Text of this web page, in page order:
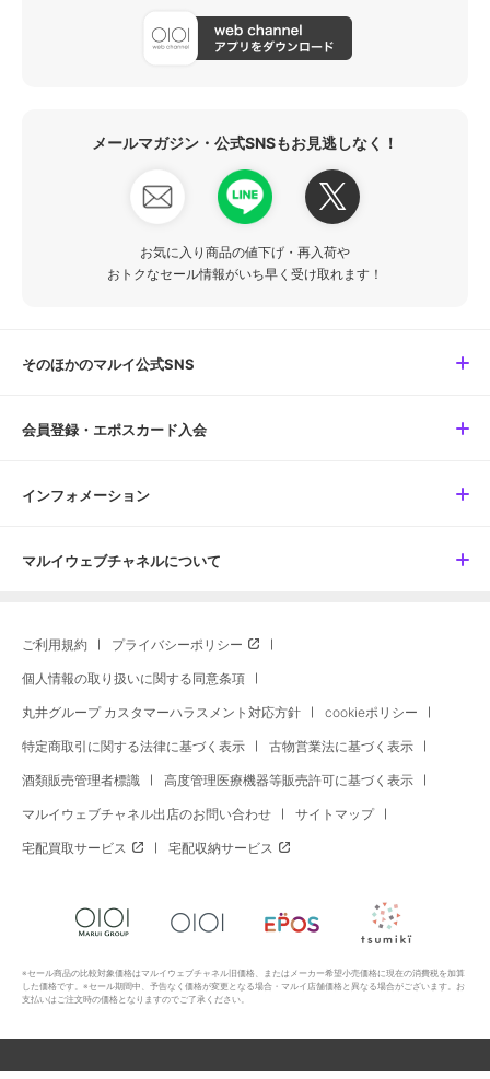
メールマガジン・公式SNSもお見逃しなく！
お気に入り商品の値下げ・再入荷や
おトクなセール情報がいち早く受け取れます！
そのほかのマルイ公式SNS
会員登録・エポスカード入会
インフォメーション
マルイウェブチャネルについて
ご利用規約 プライバシーポリシー
個人情報の取り扱いに関する同意条項
丸井グループ カスタマーハラスメント対応方針 cookieポリシー
特定商取引に関する法律に基づく表示 古物営業法に基づく表示
酒類販売管理者標識 高度管理医療機器等販売許可に基づく表示
マルイウェブチャネル出店のお問い合わせ サイトマップ
宅配買取サービス 宅配収納サービス
※セール商品の比較対象価格はマルイウェブチャネル旧価格、またはメーカー希望小売価格に現在の消費税を加算
した価格です。※セール期間中、予告なく価格が変更となる場合・マルイ店舗価格と異なる場合がございます。お
支払いはご注文時の価格となりますのでご了承ください。